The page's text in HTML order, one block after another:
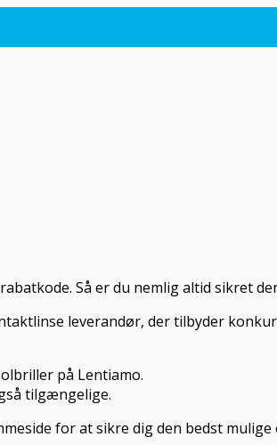
Så er du nemlig altid sikret
leverandør, der tilbyder
på Lentiamo.
tilgængelige.
for at sikre dig den bedst